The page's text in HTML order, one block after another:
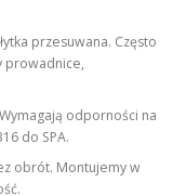
przesuwana. Często
prowadnice,
odporności na
do SPA.
obrót. Montujemy w